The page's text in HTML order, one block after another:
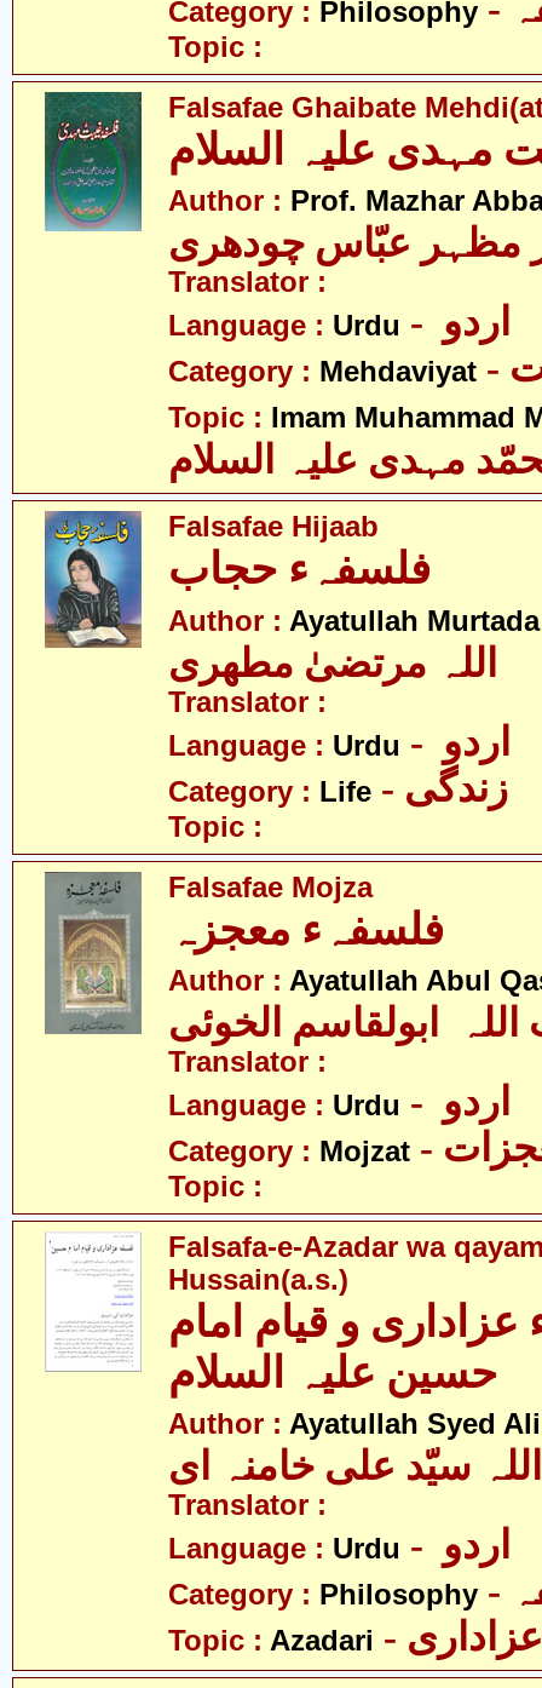
Category : Philosophy
Topic :
Falsafae Ghaibate
مہدی علیہ السلام
Author : Prof. Mazhar
مظہر عبّاس چودھری
Translator :
Language : Urdu
Category : Mehdaviyat
Topic : Imam Muhammad
مہدی علیہ السلام
Falsafae Hijaab
Author : Ayatullah
اللہ مرتضیٰ مطھری
Translator :
Language : Urdu
Category : Life - زندگی
Topic :
Falsafae Mojza
Author : Ayatullah Abul
اللہ ابولقاسم الخوئی
Translator :
Language : Urdu
Category : Mojzat
Topic :
Falsafa-e-Azadar wa
Hussain(a.s.)
و قیام امام
Author : Ayatullah Syed
سیّد علی خامنہ ای
Translator :
Language : Urdu
Category : Philosophy
Topic : Azadari - عزاداری